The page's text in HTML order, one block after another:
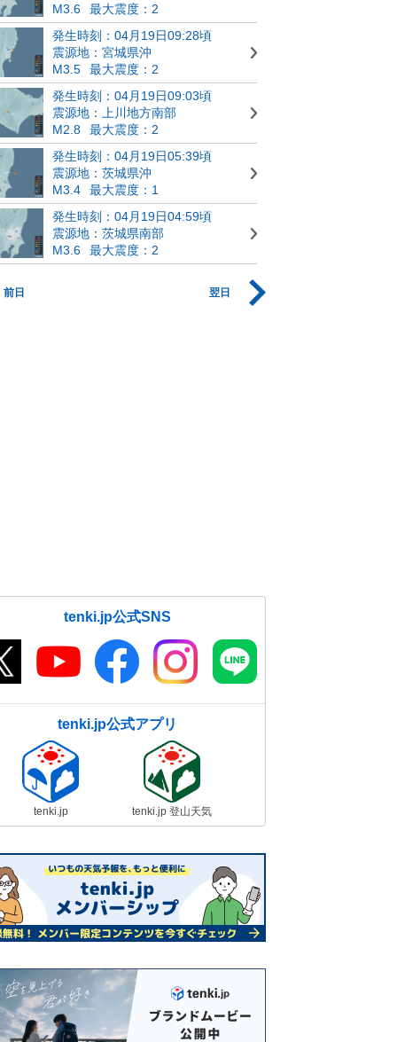
M3.6
最大震度：2
発生時刻：04月19日09:28頃
震源地：宮城県沖
M3.5
最大震度：2
発生時刻：04月19日09:03頃
震源地：上川地方南部
M2.8
最大震度：2
発生時刻：04月19日05:39頃
震源地：茨城県沖
M3.4
最大震度：1
発生時刻：04月19日04:59頃
震源地：茨城県南部
M3.6
最大震度：2
前日 翌日
tenki.jp公式SNS
tenki.jp公式アプリ
tenki.jp tenki.jp 登山天気